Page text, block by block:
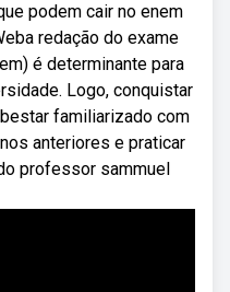
podem cair no enem
redação do exame
é determinante para
Logo, conquistar
familiarizado com
anteriores e praticar
professor sammuel